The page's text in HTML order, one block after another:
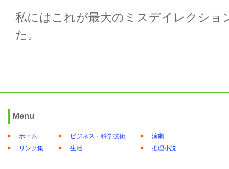
私にはこれが最大のミスデイレクショ
た。
Menu
ホーム
リンク集
ビジネス・科学技術
生活
演劇
推理小説